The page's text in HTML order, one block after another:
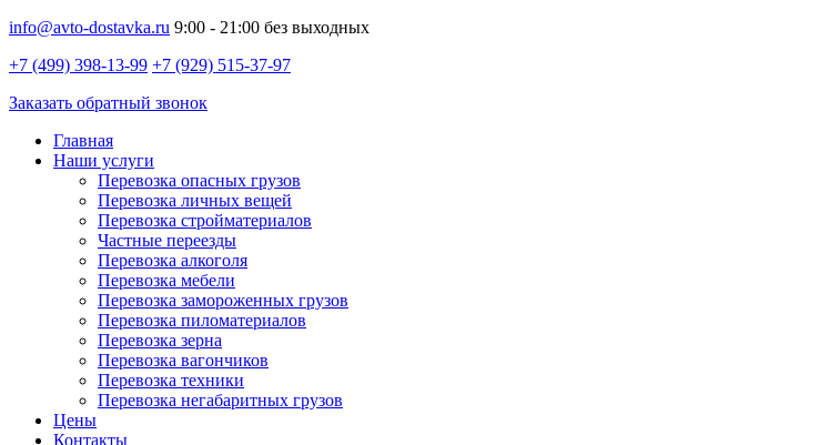
info@avto-dostavka.ru 9:00 - 21:00 без выходных
+7 (499) 398-13-99 +7 (929) 515-37-97
Заказать обратный звонок
Главная
Наши услуги
Перевозка опасных грузов
Перевозка личных вещей
Перевозка стройматериалов
Частные переезды
Перевозка алкоголя
Перевозка мебели
Перевозка замороженных грузов
Перевозка пиломатериалов
Перевозка зерна
Перевозка вагончиков
Перевозка техники
Перевозка негабаритных грузов
Цены
Контакты